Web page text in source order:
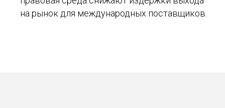
на рынок для международных поставщиков.